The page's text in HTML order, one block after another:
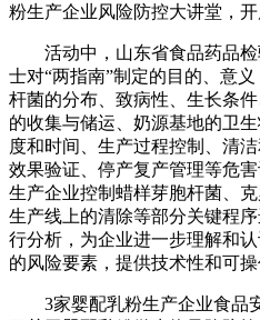
粉生产企业风险防控大讲堂，开
活动中，山东省食品药品检
士对“两指南”制定的目的、意
杆菌的分布、致病性、生长条
的收集与储运、奶源基地的卫
度和时间、生产过程控制、清
效果验证、停产复产管理等危
生产企业控制蜡样芽胞杆菌、
生产线上的清除等部分关键程
行分析，为企业进一步理解和
的风险要素，提供技术性和可操
3家婴配乳粉生产企业食品